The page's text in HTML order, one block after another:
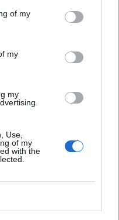
of my
my
my
Use,
of my
with the
získanie personalizovanej
jemných vlasov vyčarovať
vyjdú zbytočne draho?